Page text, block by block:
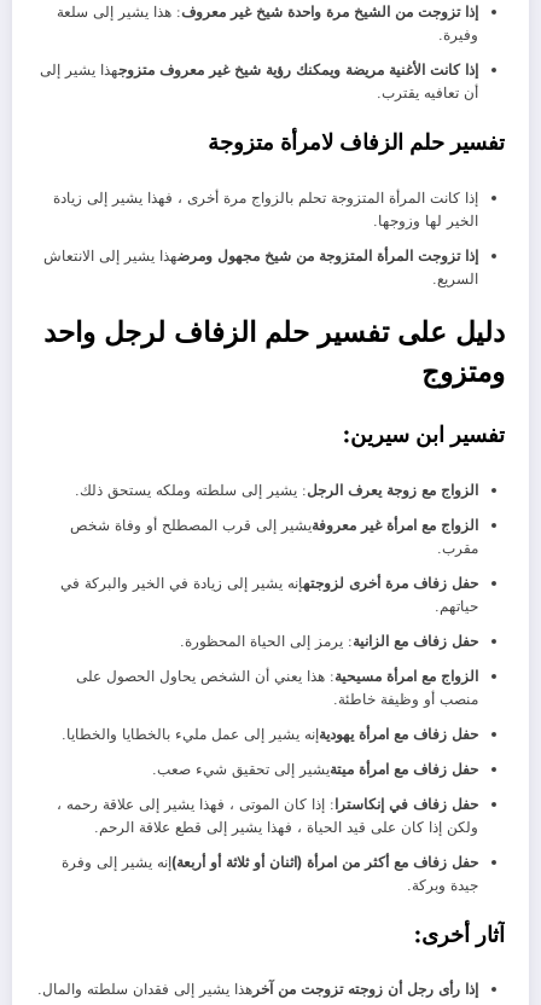
إذا تزوجت من الشيخ مرة واحدة شيخ غير معروف: هذا يشير إلى سلعة
وفيرة.
إذا كانت الأغنية مريضة ويمكنك رؤية شيخ غير معروف متزوجهذا يشير إلى
أن تعافيه يقترب.
تفسير حلم الزفاف لامرأة متزوجة
إذا كانت المرأة المتزوجة تحلم بالزواج مرة أخرى ، فهذا يشير إلى زيادة
الخير لها وزوجها.
إذا تزوجت المرأة المتزوجة من شيخ مجهول ومرضهذا يشير إلى الانتعاش
السريع.
دليل على تفسير حلم الزفاف لرجل واحد
ومتزوج
تفسير ابن سيرين:
الزواج مع زوجة يعرف الرجل: يشير إلى سلطته وملكه يستحق ذلك.
الزواج مع امرأة غير معروفةيشير إلى قرب المصطلح أو وفاة شخص
مقرب.
حفل زفاف مرة أخرى لزوجتهإنه يشير إلى زيادة في الخير والبركة في
حياتهم.
حفل زفاف مع الزانية: يرمز إلى الحياة المحظورة.
الزواج مع امرأة مسيحية: هذا يعني أن الشخص يحاول الحصول على
منصب أو وظيفة خاطئة.
حفل زفاف مع امرأة يهوديةإنه يشير إلى عمل مليء بالخطايا والخطايا.
حفل زفاف مع امرأة ميتةيشير إلى تحقيق شيء صعب.
حفل زفاف في إنكاسترا: إذا كان الموتى ، فهذا يشير إلى علاقة رحمه ،
ولكن إذا كان على قيد الحياة ، فهذا يشير إلى قطع علاقة الرحم.
حفل زفاف مع أكثر من امرأة (اثنان أو ثلاثة أو أربعة)إنه يشير إلى وفرة
جيدة وبركة.
آثار أخرى:
إذا رأى رجل أن زوجته تزوجت من آخرهذا يشير إلى فقدان سلطته والمال.